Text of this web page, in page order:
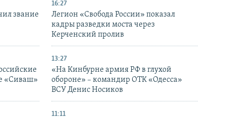
звание
16:27
Легион «Свобода России» показал
кадры разведки моста через
Керченский пролив
«Сиваш»
13:27
«На Кинбурне армия РФ в глухой
обороне» – командир ОТК «Одесса»
ВСУ Денис Носиков
11:11